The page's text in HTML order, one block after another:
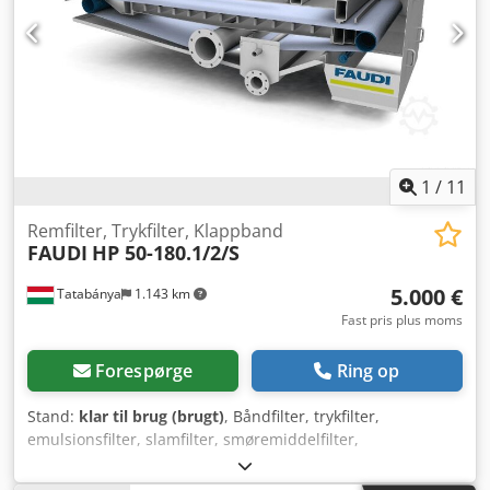
1 / 11
Tatabánya 1.143 km
Remfilter, Trykfilter, Klappband
FAUDI HP 50-180.1/2/S
5.000 €
Fast pris plus moms
Forespørge Ring op
Stand: klar til brug (brugt), Båndfilter, trykfilter,
emulsionsfilter, slamfilter, smøremiddelfilter,
emulsionsfilter, brugt maskine Fabrikant: Faudi
Dimensioner: 2460 x 1660 x 1270 mm Båndmål: 2200 x